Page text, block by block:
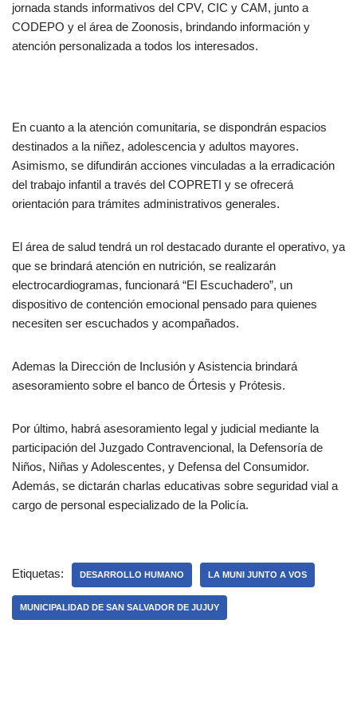
jornada stands informativos del CPV, CIC y CAM, junto a
CODEPO y el área de Zoonosis, brindando información y
atención personalizada a todos los interesados.
En cuanto a la atención comunitaria, se dispondrán espacios
destinados a la niñez, adolescencia y adultos mayores.
Asimismo, se difundirán acciones vinculadas a la erradicación
del trabajo infantil a través del COPRETI y se ofrecerá
orientación para trámites administrativos generales.
El área de salud tendrá un rol destacado durante el operativo, ya
que se brindará atención en nutrición, se realizarán
electrocardiogramas, funcionará “El Escuchadero”, un
dispositivo de contención emocional pensado para quienes
necesiten ser escuchados y acompañados.
Ademas la Dirección de Inclusión y Asistencia brindará
asesoramiento sobre el banco de Órtesis y Prótesis.
Por último, habrá asesoramiento legal y judicial mediante la
participación del Juzgado Contravencional, la Defensoría de
Niños, Niñas y Adolescentes, y Defensa del Consumidor.
Además, se dictarán charlas educativas sobre seguridad vial a
cargo de personal especializado de la Policía.
Etiquetas: DESARROLLO HUMANO LA MUNI JUNTO A VOS
MUNICIPALIDAD DE SAN SALVADOR DE JUJUY